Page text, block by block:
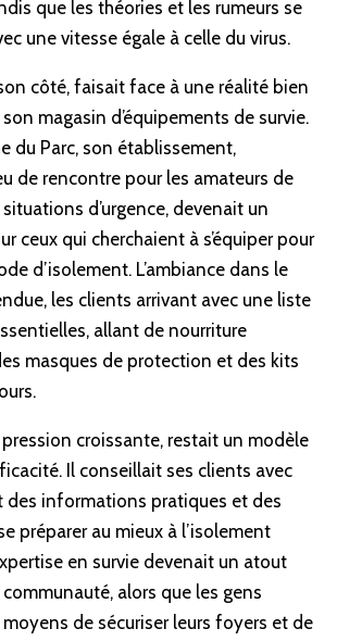
que les théories et les rumeurs se
une vitesse égale à celle du virus.
côté, faisait face à une réalité bien
magasin d’équipements de survie.
du Parc, son établissement,
de rencontre pour les amateurs de
d’urgence, devenait un
ceux qui cherchaient à s’équiper pour
d’isolement. L’ambiance dans le
les clients arrivant avec une liste
allant de nourriture
masques de protection et des kits
pression croissante, restait un modèle
Il conseillait ses clients avec
des informations pratiques et des
préparer au mieux à l’isolement
en survie devenait un atout
alors que les gens
de sécuriser leurs foyers et de